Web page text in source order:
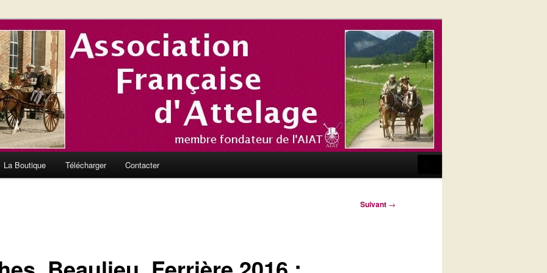
l'Association Française
et en Europe
La Boutique Télécharger Contacter
Suivant →